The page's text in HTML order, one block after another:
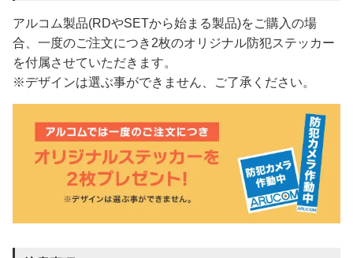
アルコム製品(RDやSETから始まる製品)をご購入の場
合、一度のご注文につき2枚のオリジナル防犯ステッカー
を付属させていただきます。
※デザインは選ぶ事ができません、ご了承ください。